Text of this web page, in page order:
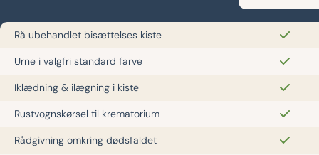
Rå ubehandlet bisættelses kiste
Urne i valgfri standard farve
Iklædning & ilægning i kiste
Rustvognskørsel til krematorium
Rådgivning omkring dødsfaldet